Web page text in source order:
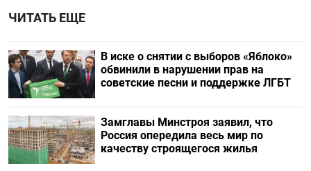
ЧИТАТЬ ЕЩЕ
В иске о снятии с выборов «Яблоко»
обвинили в нарушении прав на
советские песни и поддержке ЛГБТ
Замглавы Минстроя заявил, что
Россия опередила весь мир по
качеству строящегося жилья